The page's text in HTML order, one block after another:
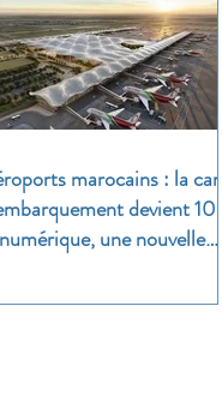
marocains : la carte
devient 100
une nouvelle
transport aérien